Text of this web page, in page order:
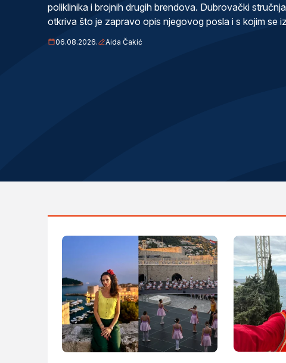
poliklinika i brojnih drugih brendova. Dubrovački
otkriva što je zapravo opis njegovog posla i s kojim se
06.08.2026. Aida Čakić